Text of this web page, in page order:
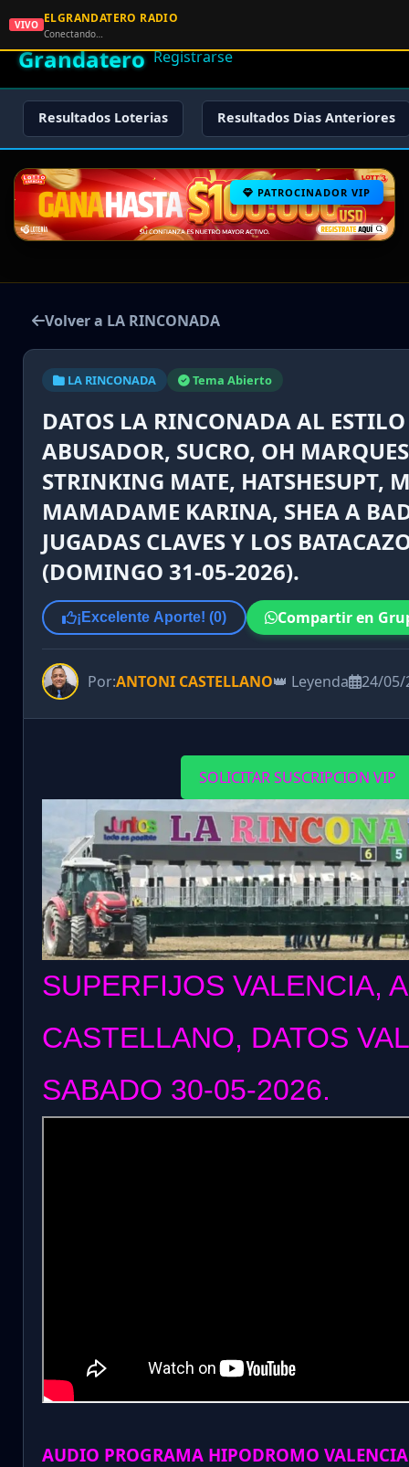
🌟 El
Grandatero Registrarse
Resultados Loterias Resultados Dias Anteriores
PATROCINADOR VIP
Volver a LA RINCONADA
LA RINCONADA Tema Abierto
DATOS LA RINCONADA AL ESTILO
ABUSADOR, SUCRO, OH
STRINKING MATE, HATSHESUPT,
MAMADAME KARINA, SHEA A
JUGADAS CLAVES Y LOS
(DOMINGO 31-05-2026).
¡Excelente Aporte! (0) Compartir en
Por:ANTONI CASTELLANO👑 Leyenda 24/05/
SOLICITAR SUSCRIPCION VIP
SUPERFIJOS VALENCIA,
CASTELLANO, DATOS
SABADO 30-05-2026.
AUDIO PROGRAMA HIPODROMO
VIVO ELGRANDATERO RADIO
Conectando…